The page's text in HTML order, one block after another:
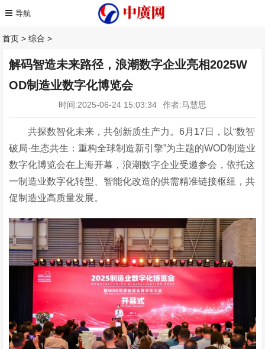
首页 >综合 >
解码智造未来路径，浪潮数字企业亮相2025W
OD制造业数字化博览会
时间:2025-06-24 15:03:34 作者:马慧思
共探数智化未来，共创新质生产力。6月17日，以“数智
破局·生态共生：重构全球制造新引擎”为主题的WOD制造业
数字化博览会在上海开幕，浪潮数字企业受邀参会，依托这
一制造业数字化转型、智能化改造的供需精准链接枢纽，共
促制造业高质量发展。